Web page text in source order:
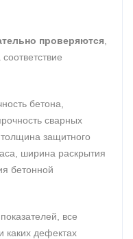
проверяются
бетона,
сварных
защитного
ширина раскрытия
бетонной
все
дефектах